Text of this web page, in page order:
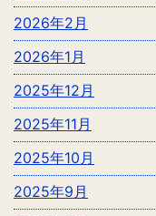
2026年2月
2026年1月
2025年12月
2025年11月
2025年10月
2025年9月